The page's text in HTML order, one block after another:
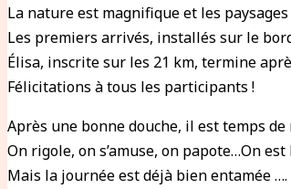
La nature est magnifique et les
Les premiers arrivés, installés sur le
Élisa, inscrite sur les 21 km, termine
Félicitations à tous les participants !
Après une bonne douche, il est temps
On rigole, on s’amuse, on papote…On
Mais la journée est déjà bien entamée